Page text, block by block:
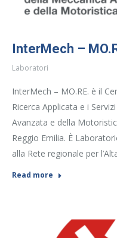
InterMech –
Laboratori
InterMech – MO.RE. è il
Ricerca Applicata e i
Avanzata e della
Reggio Emilia. È
alla Rete regionale per
Read more